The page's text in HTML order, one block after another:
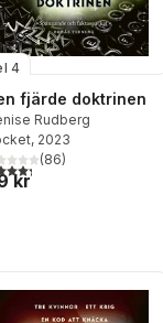
4
fjärde doktrinen
Rudberg
, 2023
utav 5 stjärnor. Totalt
(86)
kr